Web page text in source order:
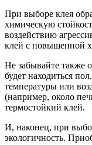
При выборе клея
химическую
воздействию
клей с повышенной
Не забывайте также
будет находиться
температуры или
(например, около
термостойкий клей.
И, наконец, при
экологичность.